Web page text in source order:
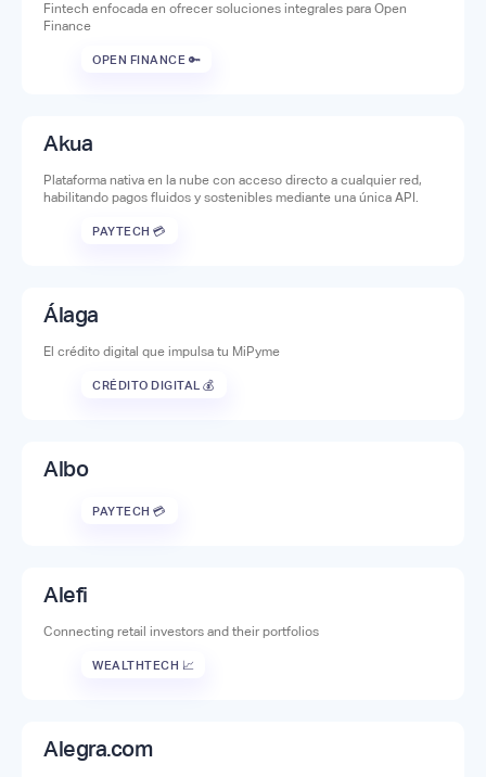
Fintech enfocada en ofrecer soluciones integrales para Open
Finance
OPEN FINANCE 🔑
Akua
Plataforma nativa en la nube con acceso directo a cualquier red,
habilitando pagos fluidos y sostenibles mediante una única API.
PAYTECH 💳
Álaga
El crédito digital que impulsa tu MiPyme
CRÉDITO DIGITAL 💰
Albo
PAYTECH 💳
Alefi
Connecting retail investors and their portfolios
WEALTHTECH 📈
Alegra.com